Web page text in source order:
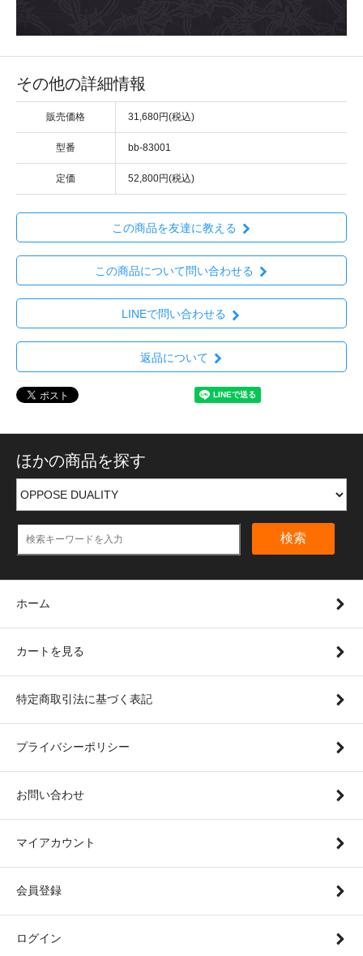
その他の詳細情報
販売価格 31,680円(税込)
型番 bb-83001
定価 52,800円(税込)
この商品を友達に教える
この商品について問い合わせる
LINEで問い合わせる
返品について
ほかの商品を探す
検索
ホーム
カートを見る
特定商取引法に基づく表記
プライバシーポリシー
お問い合わせ
マイアカウント
会員登録
ログイン